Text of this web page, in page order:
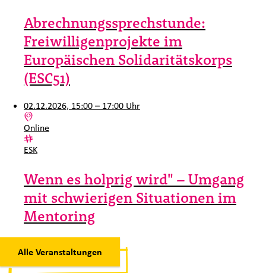
Abrechnungssprechstunde:
Freiwilligenprojekte im
Europäischen Solidaritätskorps
(ESC51)
02.12.2026, 15:00 – 17:00 Uhr
Ort:
Online
Kategorie:
ESK
Wenn es holprig wird" – Umgang
mit schwierigen Situationen im
Mentoring
Alle Veranstaltungen